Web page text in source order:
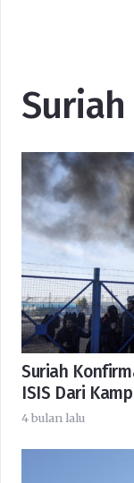
Suriah
Suriah
ISIS Dari
4 bulan lalu